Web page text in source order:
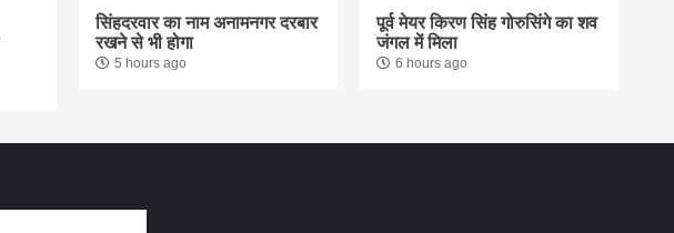
सिंहदरवार का नाम अनामनगर दरबार
रखने से भी होगा
5 hours ago
पूर्व मेयर किरण सिंह गोरुसिंगे का शव
जंगल में मिला
6 hours ago